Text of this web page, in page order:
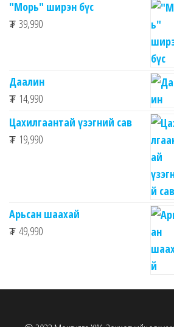
"Морь" ширэн бүс
₮ 39,990
Даалин
₮ 14,990
Цахилгаантай үзэгний сав
₮ 19,990
Арьсан шаахай
₮ 49,990